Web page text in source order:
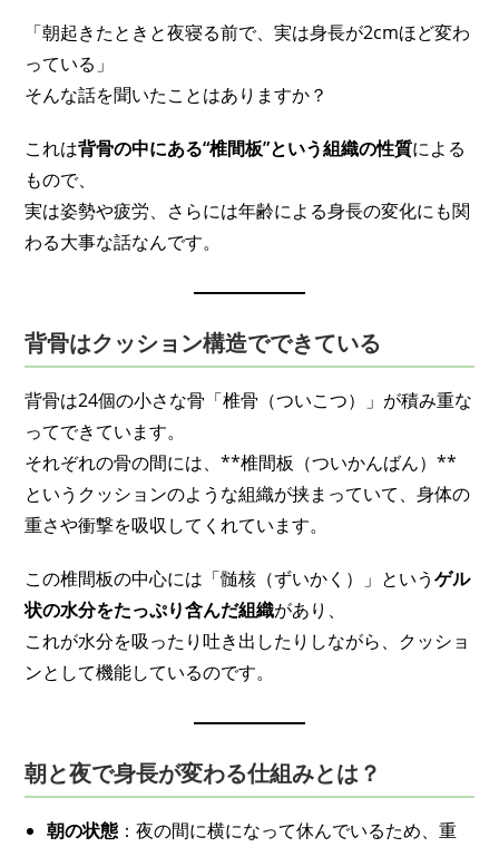
「朝起きたときと夜寝る前で、実は身長が2cmほど変わ
っている」
そんな話を聞いたことはありますか？
これは背骨の中にある“椎間板”という組織の性質による
もので、
実は姿勢や疲労、さらには年齢による身長の変化にも関
わる大事な話なんです。
背骨はクッション構造でできている
背骨は24個の小さな骨「椎骨（ついこつ）」が積み重な
ってできています。
それぞれの骨の間には、**椎間板（ついかんばん）**
というクッションのような組織が挟まっていて、身体の
重さや衝撃を吸収してくれています。
この椎間板の中心には「髄核（ずいかく）」というゲル
状の水分をたっぷり含んだ組織があり、
これが水分を吸ったり吐き出したりしながら、クッショ
ンとして機能しているのです。
朝と夜で身長が変わる仕組みとは？
朝の状態 ：夜の間に横になって休んでいるため、重